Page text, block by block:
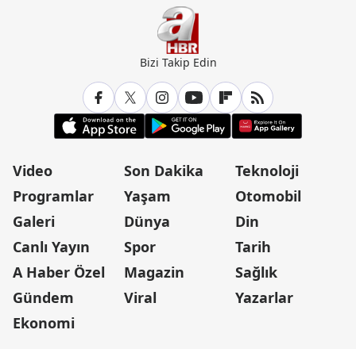
Bizi Takip Edin
Video
Programlar
Galeri
Canlı Yayın
A Haber Özel
Gündem
Ekonomi
Son Dakika
Yaşam
Dünya
Spor
Magazin
Viral
Teknoloji
Otomobil
Din
Tarih
Sağlık
Yazarlar